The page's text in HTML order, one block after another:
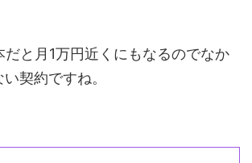
だと月1万円近くにもなるのでなか
契約ですね。